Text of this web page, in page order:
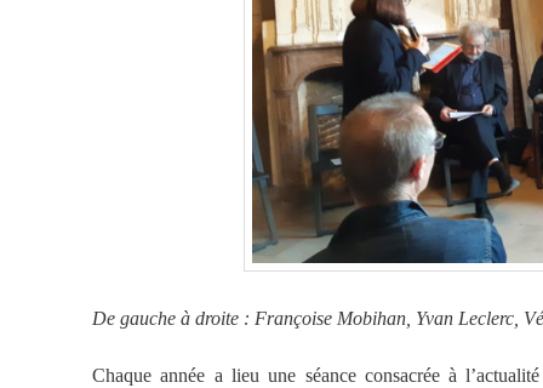
De gauche à droite : Françoise Mobihan, Yvan Leclerc,
Chaque année a lieu une séance consacrée à